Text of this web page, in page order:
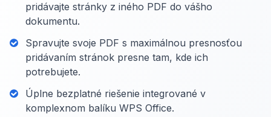
pridávajte stránky z iného PDF do vášho
dokumentu.
Spravujte svoje PDF s maximálnou presnosťou
pridávaním stránok presne tam, kde ich
potrebujete.
Úplne bezplatné riešenie integrované v
komplexnom balíku WPS Office.